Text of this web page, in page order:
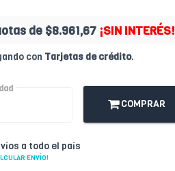
de $8.961,67 ¡SIN INTERÉS!
con Tarjetas de crédito.
COMPRAR
a todo el país
ENVÍO!